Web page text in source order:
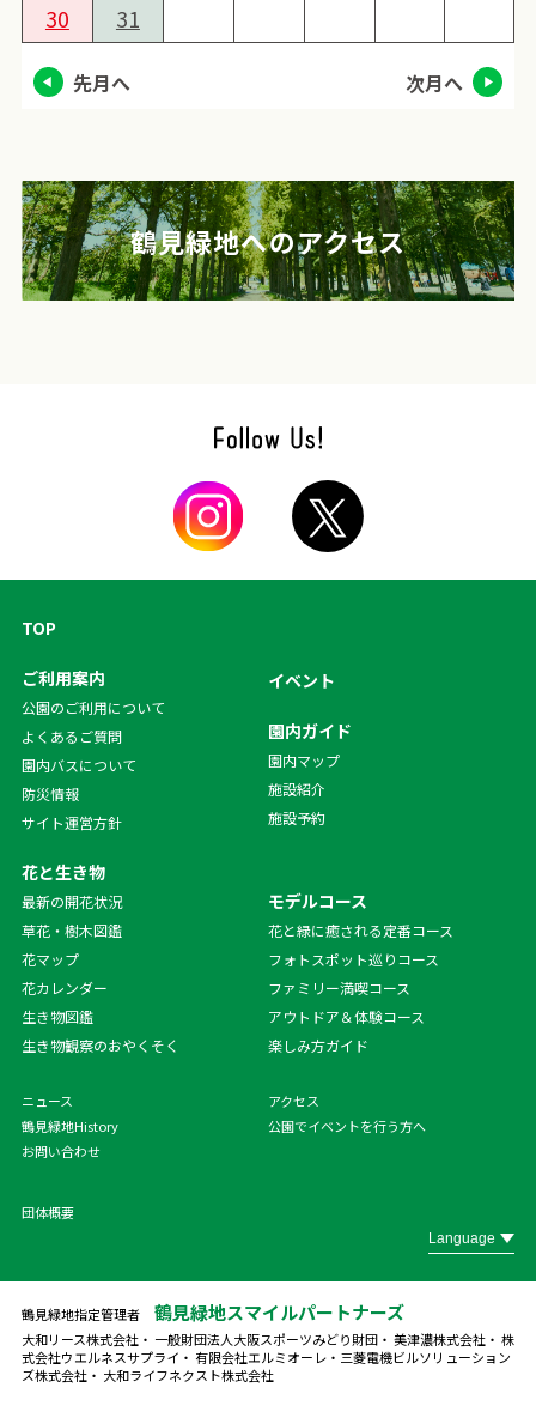
30
31
先月へ 次月へ
鶴見緑地へのアクセス
TOP
ご利用案内
公園のご利用について
よくあるご質問
園内バスについて
防災情報
サイト運営方針
花と生き物
最新の開花状況
草花・樹木図鑑
花マップ
花カレンダー
生き物図鑑
生き物観察のおやくそく
イベント
園内ガイド
園内マップ
施設紹介
施設予約
モデルコース
花と緑に癒される定番コース
フォトスポット巡りコース
ファミリー満喫コース
アウトドア＆体験コース
楽しみ方ガイド
ニュース
アクセス
鶴見緑地History
公園でイベントを行う方へ
お問い合わせ
団体概要
鶴見緑地指定管理者 鶴見緑地スマイルパートナーズ
大和リース株式会社・ 一般財団法人大阪スポーツみどり財団・ 美津濃株式会社・ 株
式会社ウエルネスサプライ・ 有限会社エルミオーレ・ 三菱電機ビルソリューション
ズ株式会社・ 大和ライフネクスト株式会社